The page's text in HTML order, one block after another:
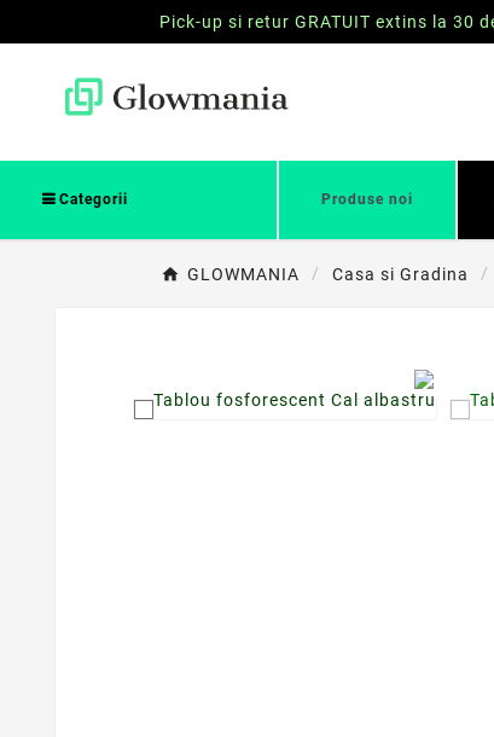
Pick-up si retur GRATUIT extins la 30
Categorii Produse noi
GLOWMANIA Casa si Gradina